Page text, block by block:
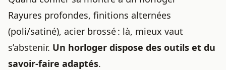
Rayures profondes, finitions alternées
(poli/satiné), acier brossé : là, mieux vaut
s’abstenir. Un horloger dispose des outils et du
savoir-faire adaptés.